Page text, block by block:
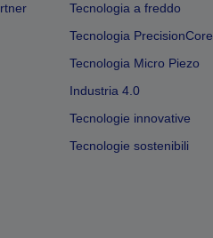
Tecnologia a freddo
Tecnologia PrecisionCore
Tecnologia Micro Piezo
Industria 4.0
Tecnologie innovative
Tecnologie sostenibili